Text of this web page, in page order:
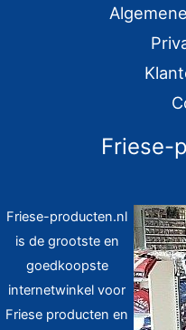
Friese-
Friese-producten.nl
is de grootste en
goedkoopste
internetwinkel voor
Friese producten en